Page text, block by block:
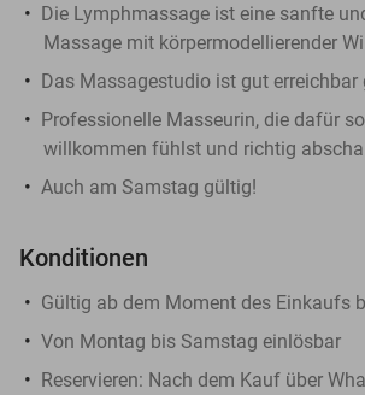
Die Lymphmassage ist eine sanfte
Massage mit körpermodellierender
Das Massagestudio ist gut erreichbar
Professionelle Masseurin, die dafür
willkommen fühlst und richtig
Auch am Samstag gültig!
Konditionen
Gültig ab dem Moment des Einkaufs
Von Montag bis Samstag einlösbar
Reservieren: Nach dem Kauf über